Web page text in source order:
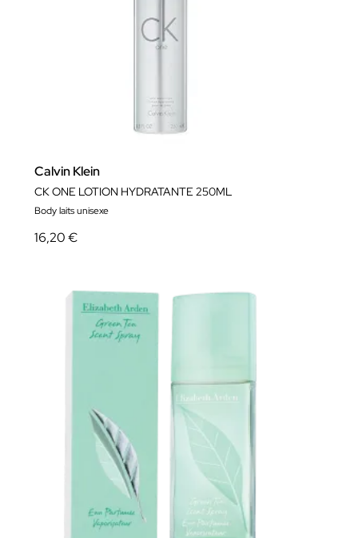
Calvin Klein
CK ONE LOTION HYDRATANTE 250ML
Body laits unisexe
16,20 €